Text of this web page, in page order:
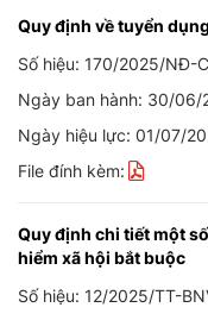
Quy định về tuyển
Số hiệu: 170/2025/NĐ-
Ngày ban hành: 30/06/
Ngày hiệu lực: 01/07/
File đính kèm:
Quy định chi tiết một
hiểm xã hội bắt buộc
Số hiệu: 12/2025/TT-